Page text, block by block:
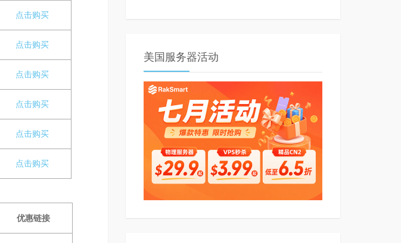
点击购买
点击购买
点击购买
点击购买
点击购买
点击购买
优惠链接
美国服务器活动